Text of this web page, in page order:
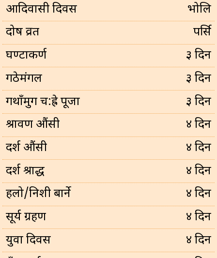
आदिवासी दिवस
भोलि
प्रदोष व्रत
पर्सि
घण्टाकर्ण
३ दिन
गठेमंगल
३ दिन
गथाँमुग च:ह्रे पूजा
३ दिन
श्रावण औंसी
४ दिन
दर्श औंसी
४ दिन
दर्श श्राद्ध
४ दिन
हलो/निशी बार्ने
४ दिन
सूर्य ग्रहण
४ दिन
युवा दिवस
४ दिन